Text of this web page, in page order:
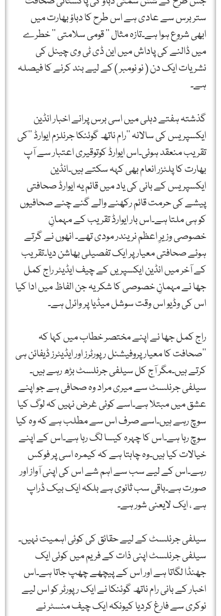
ستر برس سے عادی ہے اس طرح کا دباؤ بھارت میں
ابھی شروع ہوا ہے۔تازہ مثال ’’ قومی سلامتی ‘‘ خطرے
میں ڈالنے کی پاداش میں این ڈی ٹی وی چینل کی
نشریات ایک دن ( نو نومبر ) کے لیے بند کرنے کا فیصلہ
ہے۔
گذشتہ ہفتے دہلی میں اسی برس پرانے اخبار انڈین
ایکسپریس کی سالانہ ’’رام ناتھ گوئنکا جرنلزم ایوارڈ ’’کی
تقریب منعقد ہوئی۔اس ایوارڈ کوتوقیری اعتبار سے آپ
بھارت کا پلٹزر انعام بھی کہہ سکتے ہیں۔انڈین
ایکسپریس کے بانی کی یاد میں قائم یہ ایوارڈ صحافتی
پیشے کی حرمت قائم رکھنے والے گنے چنے صحافیوں
کو ہی ملتا ہے۔اس بار ایوارڈ تقریب کے مہمانِ
خصوصی وزیرِ اعظم نریندر مودی تھے۔ انھوں نے گرتے
ہوئے صحافتی معیار پر ایک تفصیلی بھاشن دیا۔تقریب
کے آخر میں انڈین ایکسپریں کے چیف ایڈیٹر راج کمل
جھا نے مہمانِ خصوصی کا شکریہ جن الفاظ میں ادا کیا
اس کی وڈیو اس وقت سوشل میڈیا پر وائرل ہے۔
راج کمل جھا نے اپنے مختصر خطاب میں کہا کہ
’’صحافت کا معیار پروفیشنل رپورٹرز اور ایڈیٹرز ڈیفائن ہی
کرتے ہیں۔مگر آج کل سیلفی جرنلسٹ بڑھ رہے ہیں۔
سیلفی جرنلسٹ سے میری مراد وہ صحافی ہے جو اپنے
عشق میں مبتلا ہے۔اسے کوئی غرض نہیں کہ لوگ کیا
سوچ رہے ہیں۔اسے صرف اس سے مطلب ہے کہ وہ کیا
سوچ رہا ہے۔اس کا چہرہ کیسا لگ رہا ہے۔اس کے اپنے
خیالات کیا ہیں۔وہ چاہتا ہے کہ کیمرہ اسی پر فوکس
رہے۔اس کے لیے سب سے اہم شے اس کی اپنی آواز اور
صورت ہے۔باقی سب ثانوی ہے بلکہ ایک بیک ڈراپ
ہے ، ایک لایعنی شور ہے۔
سیلفی جرنلسٹ کے لیے حقائق کی کوئی اہمیت نہیں۔
سیلفی جرنلسٹ اپنی ذات کے فریم میں کوئی ایک
جھنڈا لگاتا ہے اور اس کے پیچھے چھپ جاتا ہے۔اس
اخبار کے بانی رام ناتھ گوئنکا نے ایک رپورٹر کو اس لیے
نوکری سے فارغ کردیا کیونکہ ایک چیف منسٹر نے